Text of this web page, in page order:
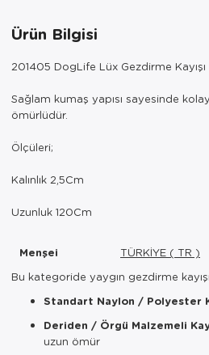
Ürün Bilgisi
201405 DogLife Lüx Gezdirme Kayışı
Sağlam kumaş yapısı sayesinde
ömürlüdür.
Ölçüleri;
Kalınlık 2,5Cm
Uzunluk 120Cm
Menşei
TÜRKİYE ( TR )
Bu kategoride yaygın gezdirme
Standart Naylon / Polyester
Deriden / Örgü Malzemeli
uzun ömür